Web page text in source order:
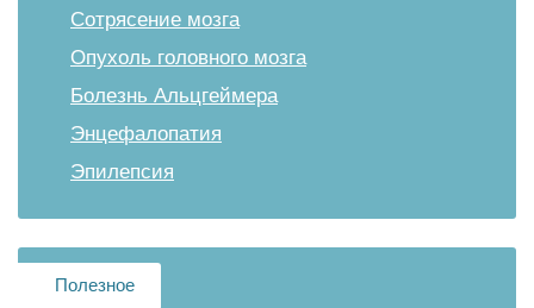
Сотрясение мозга
Опухоль головного мозга
Болезнь Альцгеймера
Энцефалопатия
Эпилепсия
Полезное